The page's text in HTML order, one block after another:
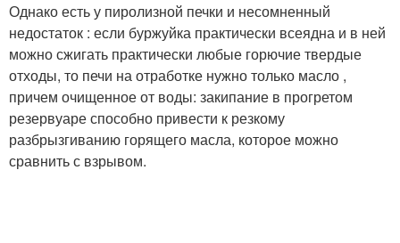
Однако есть у пиролизной печки и несомненный
недостаток : если буржуйка практически всеядна и в ней
можно сжигать практически любые горючие твердые
отходы, то печи на отработке нужно только масло ,
причем очищенное от воды: закипание в прогретом
резервуаре способно привести к резкому
разбрызгиванию горящего масла, которое можно
сравнить с взрывом.